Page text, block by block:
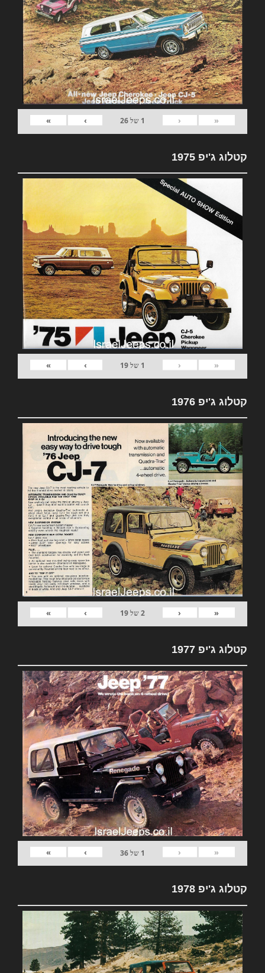
«
‹
1 של26
›
»
קטלוג ג'יפ 1975
«
‹
1 של19
›
»
קטלוג ג'יפ 1976
«
‹
2של19
›
»
קטלוג ג'יפ 1977
«
‹
1 של36
›
»
קטלוג ג'יפ 1978